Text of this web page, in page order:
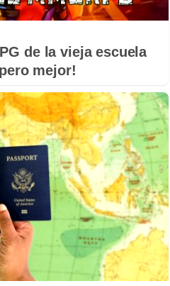
de la vieja escuela
mejor!